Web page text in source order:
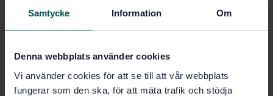
Samtycke Information Om
Denna webbplats använder cookies
Vi använder cookies för att se till att vår webbplats
fungerar som den ska, för att mäta trafik och stödja
Pris:943 SEK
PDF
Fler alternativ